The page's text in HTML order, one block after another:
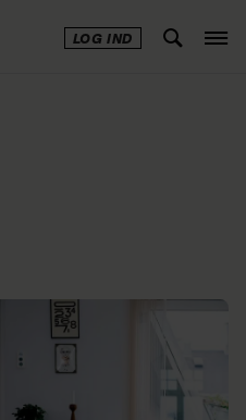
LOG IND